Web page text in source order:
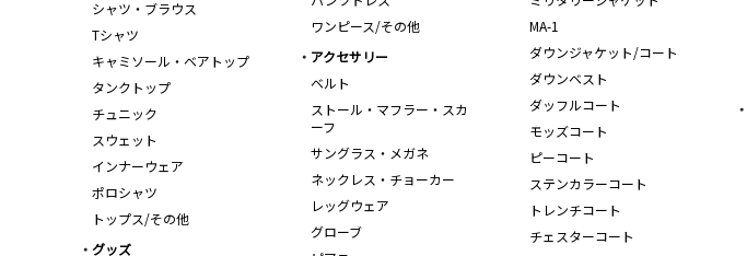
シャツ・ブラウス
Tシャツ
キャミソール・ベアトップ
タンクトップ
チュニック
スウェット
インナーウェア
ポロシャツ
トップス/その他
ワンピース/その他
MA-1
ダウンジャケット/コート
ダウンベスト
ダッフルコート
モッズコート
ピーコート
ステンカラーコート
トレンチコート
チェスターコート
アクセサリー
ベルト
ストール・マフラー・スカ
ーフ
サングラス・メガネ
ネックレス・チョーカー
レッグウェア
グローブ
グッズ